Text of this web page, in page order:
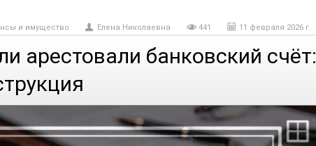
и имущество Елена Николаевна 441 11 февраля 2026 г.
арестовали банковский счёт: